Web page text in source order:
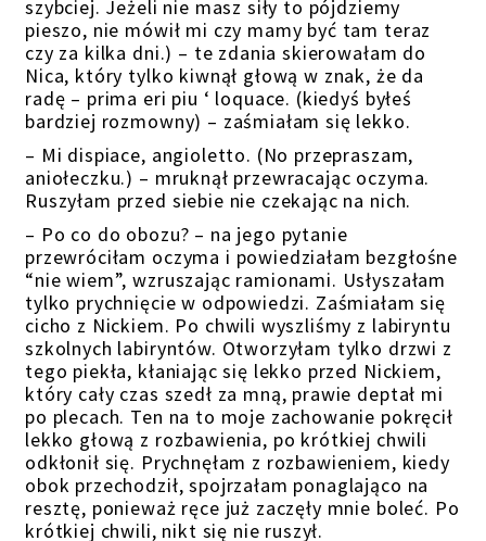
szybciej. Jeżeli nie masz siły to pójdziemy
pieszo, nie mówił mi czy mamy być tam teraz
czy za kilka dni.) – te zdania skierowałam do
Nica, który tylko kiwnął głową w znak, że da
radę – prima eri piu ‘ loquace. (kiedyś byłeś
bardziej rozmowny) – zaśmiałam się lekko.
– Mi dispiace, angioletto. (No przepraszam,
aniołeczku.) – mruknął przewracając oczyma.
Ruszyłam przed siebie nie czekając na nich.
– Po co do obozu? – na jego pytanie
przewróciłam oczyma i powiedziałam bezgłośne
“nie wiem”, wzruszając ramionami. Usłyszałam
tylko prychnięcie w odpowiedzi. Zaśmiałam się
cicho z Nickiem. Po chwili wyszliśmy z labiryntu
szkolnych labiryntów. Otworzyłam tylko drzwi z
tego piekła, kłaniając się lekko przed Nickiem,
który cały czas szedł za mną, prawie deptał mi
po plecach. Ten na to moje zachowanie pokręcił
lekko głową z rozbawienia, po krótkiej chwili
odkłonił się. Prychnęłam z rozbawieniem, kiedy
obok przechodził, spojrzałam ponaglająco na
resztę, ponieważ ręce już zaczęły mnie boleć. Po
krótkiej chwili, nikt się nie ruszył.